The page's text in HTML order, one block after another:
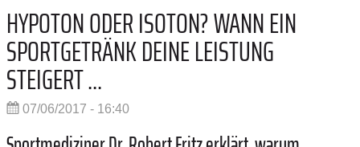
HYPOTON ODER ISOTON? WANN EIN
SPORTGETRÄNK DEINE LEISTUNG
STEIGERT ...
07/06/2017 - 16:40